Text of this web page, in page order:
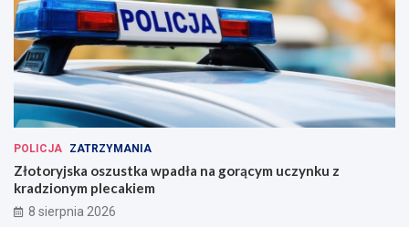
POLICJA ZATRZYMANIA
Złotoryjska oszustka wpadła na gorącym uczynku z
kradzionym plecakiem
8 sierpnia 2026